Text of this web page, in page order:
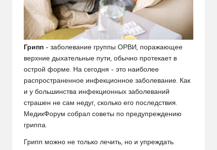
Грипп – заболевание группы ОРВИ, поражающее
верхние дыхательные пути, обычно протекает в
острой форме. На сегодня – это наиболее
распространенное инфекционное заболевание. Как
и у большинства инфекционных заболеваний
страшен не сам недуг, сколько его последствия.
МедикФорум собрал советы по предупреждению
гриппа.
Грипп можно не только лечить, но и упреждать.